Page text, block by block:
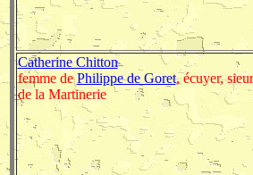
Catherine Chitton
femme dePhilippe de Goret, écuyer, sieur
de la Martinerie